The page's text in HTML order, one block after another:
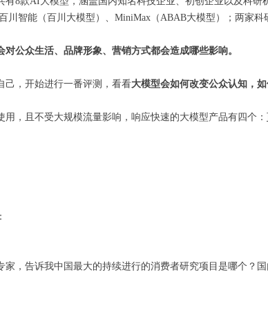
川智能（百川大模型）、MiniMax（ABAB大模型）；两家
对公众生活、品牌形象、营销方式都会造成哪些影响。
己，开始进行一番评测，看看大模型会如何改变公众认知，如
用，且不受大规模流量影响，响应快速的大模型产品有四个：
家，告诉我中国最大的持续进行的消费者研究项目是哪个？